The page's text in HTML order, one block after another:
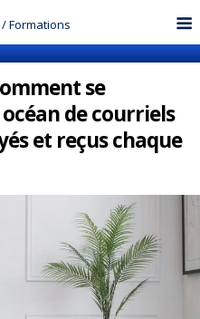
/Formations
se
de courriels
et reçus chaque